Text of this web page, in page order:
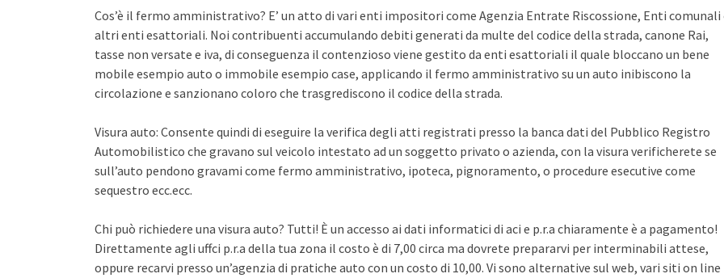
Cos’è il fermo amministrativo? E’ un atto di vari enti impositori come Agenzia Entrate Riscossione, Enti comunali
altri enti esattoriali. Noi contribuenti accumulando debiti generati da multe del codice della strada, canone Rai,
tasse non versate e iva, di conseguenza il contenzioso viene gestito da enti esattoriali il quale bloccano un bene
mobile esempio auto o immobile esempio case, applicando il fermo amministrativo su un auto inibiscono la
circolazione e sanzionano coloro che trasgrediscono il codice della strada.
Visura auto: Consente quindi di eseguire la verifica degli atti registrati presso la banca dati del Pubblico Registro
Automobilistico che gravano sul veicolo intestato ad un soggetto privato o azienda, con la visura verificherete se
sull’auto pendono gravami come fermo amministrativo, ipoteca, pignoramento, o procedure esecutive come
sequestro ecc.ecc.
Chi può richiedere una visura auto? Tutti! È un accesso ai dati informatici di aci e p.r.a chiaramente è a pagamento!
Direttamente agli uffci p.r.a della tua zona il costo è di 7,00 circa ma dovrete prepararvi per interminabili attese,
oppure recarvi presso un’agenzia di pratiche auto con un costo di 10,00. Vi sono alternative sul web, vari siti on line